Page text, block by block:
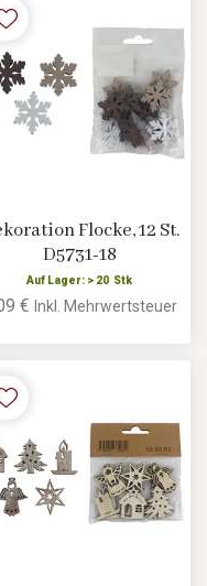
Flocke, 12 St.
D5731-18
Auf Lager: > 20 Stk
€ Inkl. Mehrwertsteuer